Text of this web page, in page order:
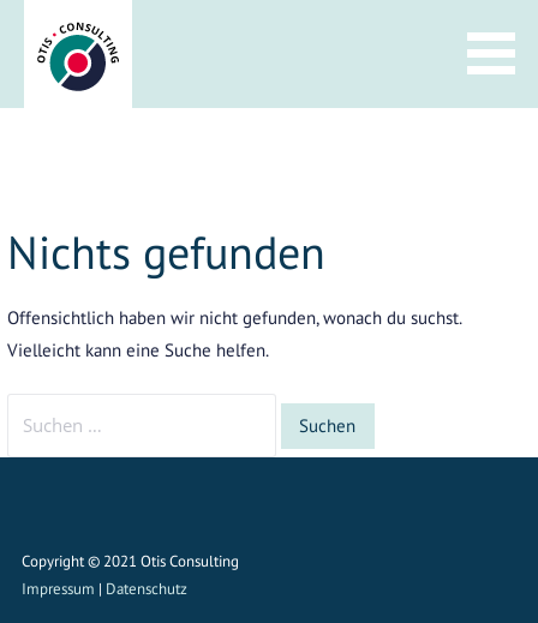
Inhalt
springen
Nichts gefunden
Offensichtlich haben wir nicht gefunden, wonach du suchst.
Vielleicht kann eine Suche helfen.
Copyright © 2021 Otis Consulting
Impressum | Datenschutz